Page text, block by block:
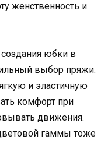
женственность и
юбки в
выбор пряжи.
и эластичную
комфорт при
движения.
гаммы тоже